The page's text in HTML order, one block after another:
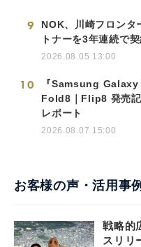
9
NOK、川崎フロンタ
トナーを3年連続で
2026.08.05 13:00
10
『Samsung
Fold8｜Flip8 発売
レポート
2026.08.07 15:00
お客様の声・活用事例
戦略的
スリリ